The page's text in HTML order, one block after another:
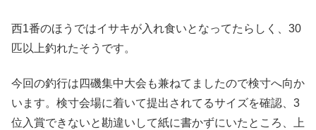
西1番のほうではイサキが入れ食いとなってたらしく、30
匹以上釣れたそうです。
今回の釣行は四磯集中大会も兼ねてましたので検寸へ向か
います。検寸会場に着いて提出されてるサイズを確認、3
位入賞できないと勘違いして紙に書かずにいたところ、上